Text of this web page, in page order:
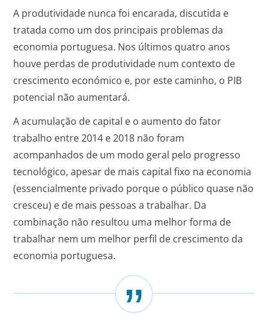
A produtividade nunca foi encarada, discutida e
tratada como um dos principais problemas da
economia portuguesa. Nos últimos quatro anos
houve perdas de produtividade num contexto de
crescimento económico e, por este caminho, o PIB
potencial não aumentará.
A acumulação de capital e o aumento do fator
trabalho entre 2014 e 2018 não foram
acompanhados de um modo geral pelo progresso
tecnológico, apesar de mais capital fixo na economia
(essencialmente privado porque o público quase não
cresceu) e de mais pessoas a trabalhar. Da
combinação não resultou uma melhor forma de
trabalhar nem um melhor perfil de crescimento da
economia portuguesa.